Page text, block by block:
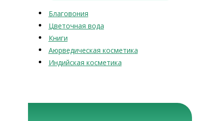
Благовония
Цветочная вода
Книги
Аюрведическая косметика
Индийская косметика